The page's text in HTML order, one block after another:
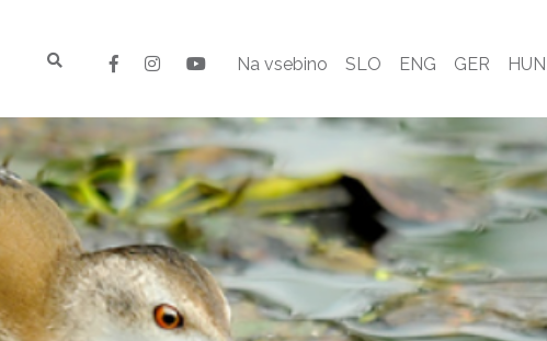
Na vsebino SLO ENG GER HUN